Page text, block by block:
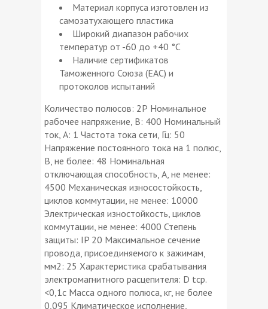
Материал корпуса изготовлен из
самозатухающего пластика
Широкий диапазон рабочих
температур от -60 до +40 °С
Наличие сертификатов
Таможенного Союза (ЕАС) и
протоколов испытаний
Количество полюсов: 2Р Номинальное
рабочее напряжение, В: 400 Номинальный
ток, А: 1 Частота тока сети, Гц: 50
Напряжение постоянного тока на 1 полюс,
В, не более: 48 Номинальная
отключающая способность, А, не менее:
4500 Механическая износостойкость,
циклов коммутации, не менее: 10000
Электрическая изностойкость, циклов
коммутации, не менее: 4000 Степень
защиты: IP 20 Максимальное сечение
провода, присоединяемого к зажимам,
мм2: 25 Характеристика срабатывания
электромагнитного расцепителя: D tср.
<0,1с Масса одного полюса, кг, не более
0,095 Климатическое исполнение,